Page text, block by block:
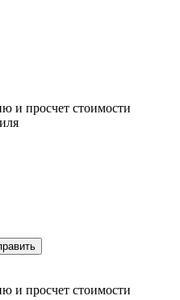
и просчет стоимости
и просчет стоимости